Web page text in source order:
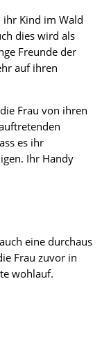
ihr Kind im Wald
dies wird als
Freunde der
auf ihren
Frau von ihren
es ihr
Ihr Handy
eine durchaus
Frau zuvor in
wohlauf.